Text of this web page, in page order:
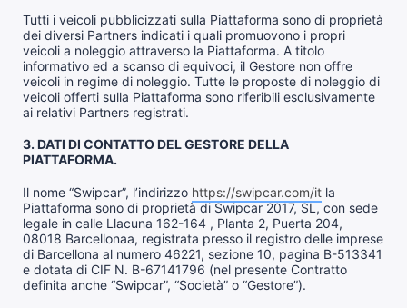
Tutti i veicoli pubblicizzati sulla Piattaforma sono di proprietà
dei diversi Partners indicati i quali promuovono i propri
veicoli a noleggio attraverso la Piattaforma. A titolo
informativo ed a scanso di equivoci, il Gestore non offre
veicoli in regime di noleggio. Tutte le proposte di noleggio di
veicoli offerti sulla Piattaforma sono riferibili esclusivamente
ai relativi Partners registrati.
3. DATI DI CONTATTO DEL GESTORE DELLA
PIATTAFORMA.
Il nome “Swipcar”, l’indirizzo https://swipcar.com/it la
Piattaforma sono di proprietà di Swipcar 2017, SL, con sede
legale in calle Llacuna 162-164 , Planta 2, Puerta 204,
08018 Barcellonaa, ​​registrata presso il registro delle imprese
di Barcellona al numero 46221, sezione 10, pagina B-513341
e dotata di CIF N. B-67141796 (nel presente Contratto
definita anche “Swipcar”, “Società” o “Gestore”).